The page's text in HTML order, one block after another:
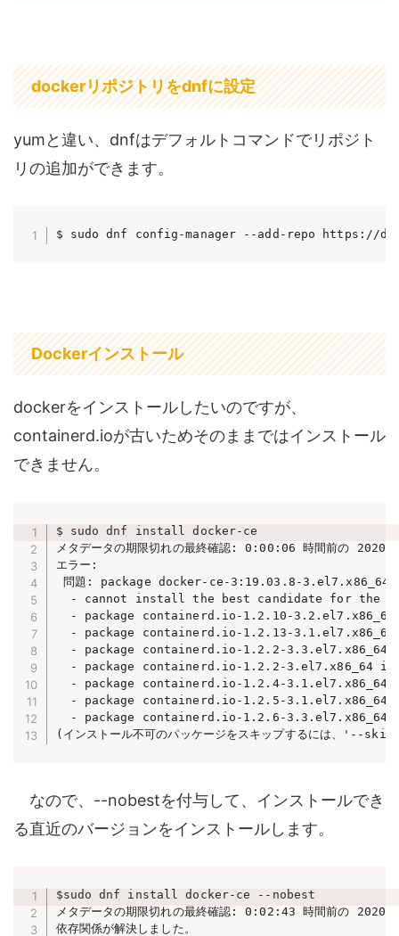
dockerリポジトリをdnfに設定
yumと違い、dnfはデフォルトコマンドでリポジト
リの追加ができます。
$ sudo dnf config-manager --add-repo https://
Dockerインストール
dockerをインストールしたいのですが、
containerd.ioが古いためそのままではインストール
できません。
$ sudo dnf install docker-ce
メタデータの期限切れの最終確認: 0:00:06 時間前の 2020
エラー:
問題: package docker-ce-3:19.03.8-
- cannot install the best candidate for the
- package containerd.io-1.2.10-3.2.el7.x86_64
- package containerd.io-1.2.13-3.1.el7.x86_64
- package containerd.io-1.2.2-3.3.el7.x86_64
- package containerd.io-1.2.2-3.el7.x86_64 is
- package containerd.io-1.2.4-3.1.el7.x86_64
- package containerd.io-1.2.5-3.1.el7.x86_64
- package containerd.io-1.2.6-3.3.el7.x86_64
(インストール不可のパッケージをスキップするには、'--
なので、--nobestを付与して、インストールでき
る直近のバージョンをインストールします。
$sudo dnf install docker-ce --nobest
メタデータの期限切れの最終確認: 0:02:43 時間前の 2020
依存関係が解決しました。